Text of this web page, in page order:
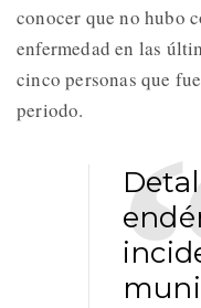
conocer que no hubo
enfermedad en las
cinco personas que
periodo.